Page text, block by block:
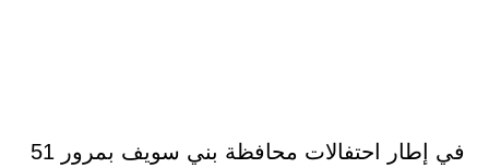
في إطار احتفالات محافظة بني سويف بمرور 51